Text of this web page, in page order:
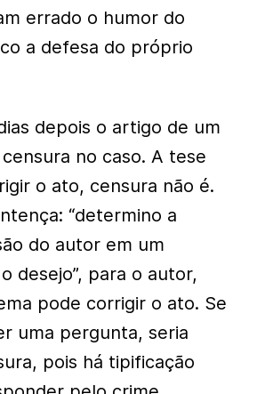
errado o humor do
a defesa do próprio
depois o artigo de um
no caso. A tese
o ato, censura não é.
“determino a
do autor em um
desejo”, para o autor,
pode corrigir o ato. Se
uma pergunta, seria
pois há tipificação